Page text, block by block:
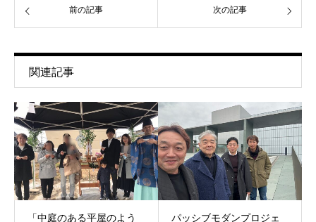
前の記事 次の記事
関連記事
「中庭のある平屋のよう
パッシブモダンプロジェ